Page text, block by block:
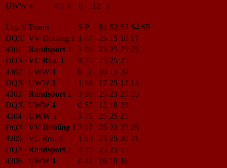
UWW 4
4 0 4 0 : 12 0
Liga/# Teams S P S1 S2 S3 S4 S5
DQX VV Döbling 1 1 67 25 15 10 17
4301
Randsport 1 3 98 23 25 25 25
DQX VC Real 1 3 75 25 25 25
4302
UWW 4 0 51 16 15 20
DQX UWW 3 1 68 17 25 12 14
4303
Randsport 1 3 98 25 23 25 25
DQX UWW 4 0 53 12 18 23
4304
UWW 3 3 75 25 25 25
DQX VV Döbling 1 3 97 25 22 25 25
4305
VC Real 1 1 89 23 25 20 21
DQX Randsport 1 3 75 25 25 25
4306
UWW 4 0 42 16 10 16